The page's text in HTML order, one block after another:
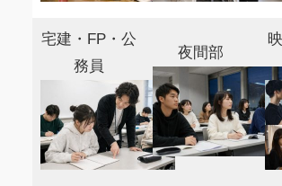
宅建・FP・公
務員
夜間部